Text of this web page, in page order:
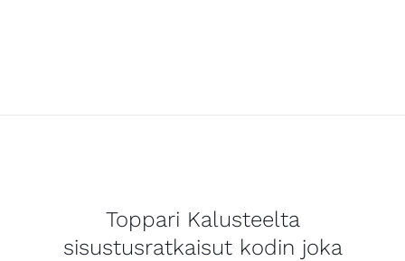
Toppari Kalusteelta
sisustusratkaisut kodin joka